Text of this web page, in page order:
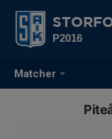
Matcher
P2016